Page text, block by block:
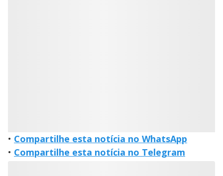
• Compartilhe esta notícia no WhatsApp
• Compartilhe esta notícia no Telegram